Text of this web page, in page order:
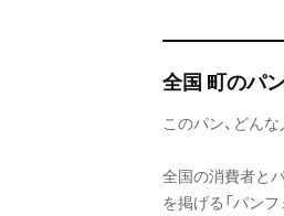
全国 町のパ
このパン、どん
全国の消費者と
を掲げる「パン